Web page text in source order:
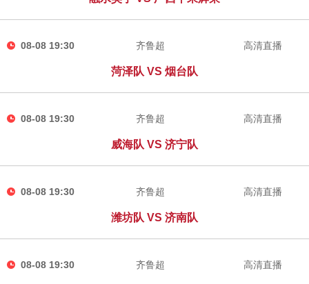
08-08 19:30 齐鲁超
菏泽队 VS 烟台队
高清直播
08-08 19:30 齐鲁超
威海队 VS 济宁队
高清直播
08-08 19:30 齐鲁超
潍坊队 VS 济南队
高清直播
08-08 19:30 齐鲁超 高清直播